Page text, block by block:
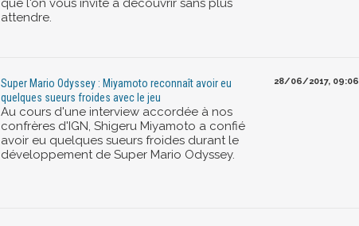
que l'on vous invite à découvrir sans plus
attendre.
Super Mario Odyssey : Miyamoto reconnaît avoir eu
quelques sueurs froides avec le jeu
Au cours d'une interview accordée à nos
confrères d'IGN, Shigeru Miyamoto a confié
avoir eu quelques sueurs froides durant le
développement de Super Mario Odyssey.
28/06/2017, 09:06